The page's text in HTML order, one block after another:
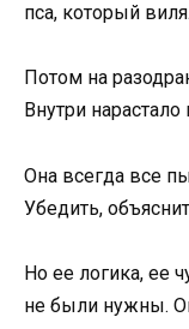
пса, который
Потом на
Внутри
Она всегда все
Убедить,
Но ее логика, ее
не были нужны.